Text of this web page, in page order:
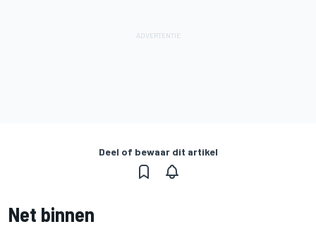
Deel of bewaar dit artikel
Net binnen